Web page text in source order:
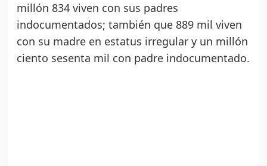
millón 834 viven con sus padres
indocumentados; también que 889 mil viven
con su madre en estatus irregular y un millón
ciento sesenta mil con padre indocumentado.